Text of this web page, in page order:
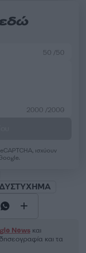
50 /50
2000 /2000
ισχύουν
News και
και τα